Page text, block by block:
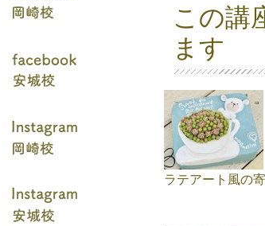
この講
ます
ラテアート風の